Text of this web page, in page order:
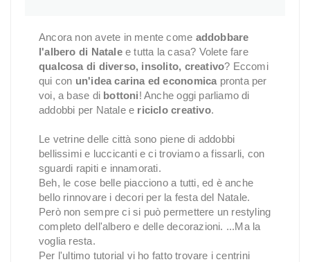
Ancora non avete in mente come addobbare
l'albero di Natalee tutta la casa? Volete fare
qualcosa di diverso, insolito, creativo? Eccomi
qui con un'idea carina ed economica pronta per
voi, a base di bottoni! Anche oggi parliamo di
addobbi per Natale e riciclo creativo.
Le vetrine delle città sono piene di addobbi
bellissimi e luccicanti e ci troviamo a fissarli, con
sguardi rapiti e innamorati.
Beh, le cose belle piacciono a tutti, ed è anche
bello rinnovare i decori per la festa del Natale.
Però non sempre ci si può permettere un restyling
completo dell'albero e delle decorazioni. ...Ma la
voglia resta.
Per l'ultimo tutorial vi ho fatto trovare i centrini